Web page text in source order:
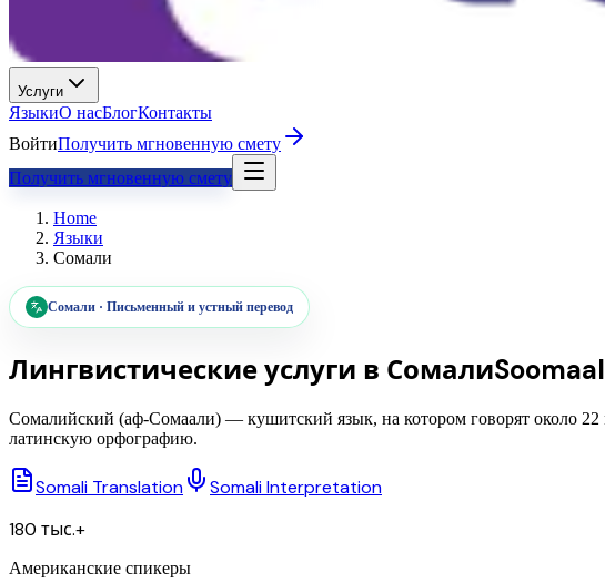
Услуги
ЯзыкиО насБлогКонтакты
ВойтиПолучить мгновенную смету
Получить мгновенную смету
Home
Языки
Сомали
Сомали · Письменный и устный перевод
Лингвистические услуги в Сомали
Сомалийский (аф-Сомаали) — кушитский язык, на котором говорят около
латинскую орфографию.
Somali Translation
Somali Interpretation
180 тыс.+
Американские спикеры